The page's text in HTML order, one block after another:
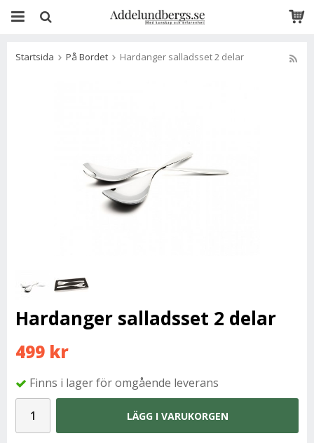
Startsida På Bordet Hardanger salladsset 2 delar
Hardanger salladsset 2 delar
499 kr
Finns i lager för omgående leverans
LÄGG I VARUKORGEN